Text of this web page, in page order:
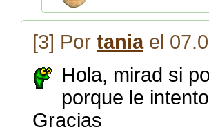
[3] Por taniael
Hola, mirad si
porque le
Gracias